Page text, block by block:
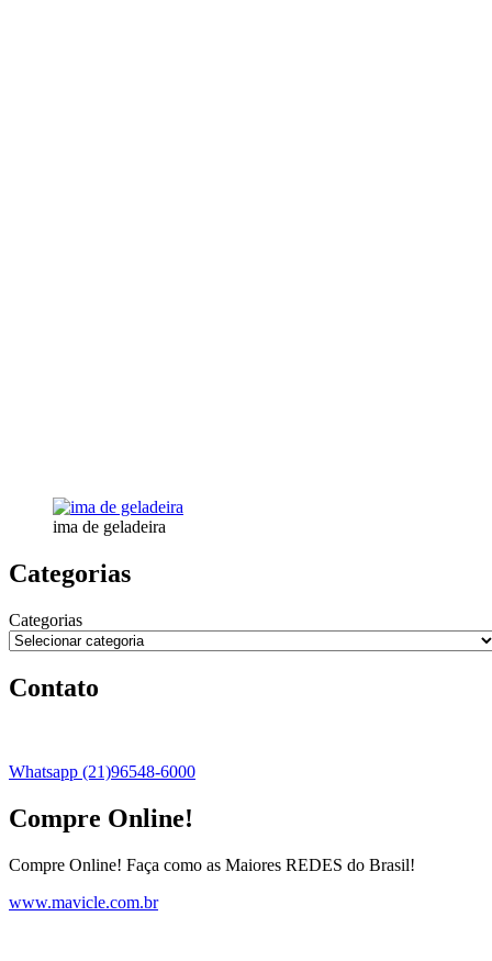
ima de geladeira
Categorias
Categorias
Contato
Whatsapp (21)96548-6000
Compre Online!
Compre Online! Faça como as Maiores REDES do Brasil!
www.mavicle.com.br